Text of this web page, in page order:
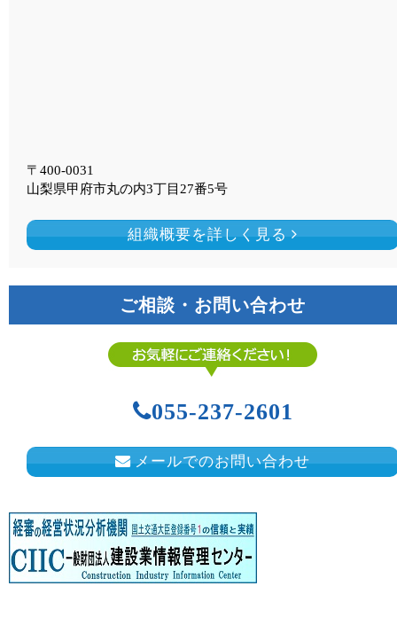
〒400-0031
山梨県甲府市丸の内3丁目27番5号
組織概要を詳しく見る
ご相談・お問い合わせ
055-237-2601
メールでのお問い合わせ